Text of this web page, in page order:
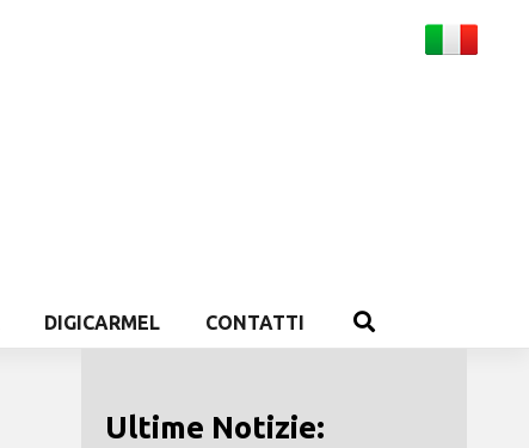
DIGICARMEL CONTATTI
Ultime Notizie: